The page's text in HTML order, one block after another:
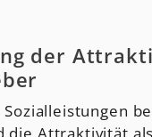
der
die Attraktivität